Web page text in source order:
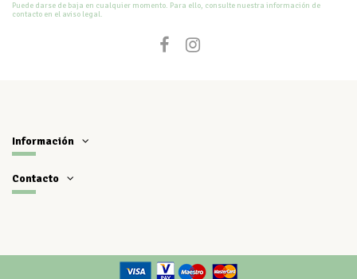
Puede darse de baja en cualquier momento. Para ello, consulte nuestra información de
contacto en el aviso legal.
Información
Contacto